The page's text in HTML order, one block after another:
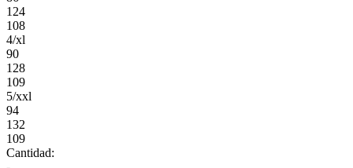
124
108
4/xl
90
128
109
5/xxl
94
132
109
Cantidad: